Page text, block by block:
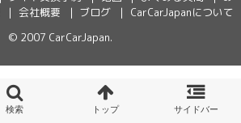
会社概要 ブログ
CarCarJapanについて
© 2007 CarCarJapan.